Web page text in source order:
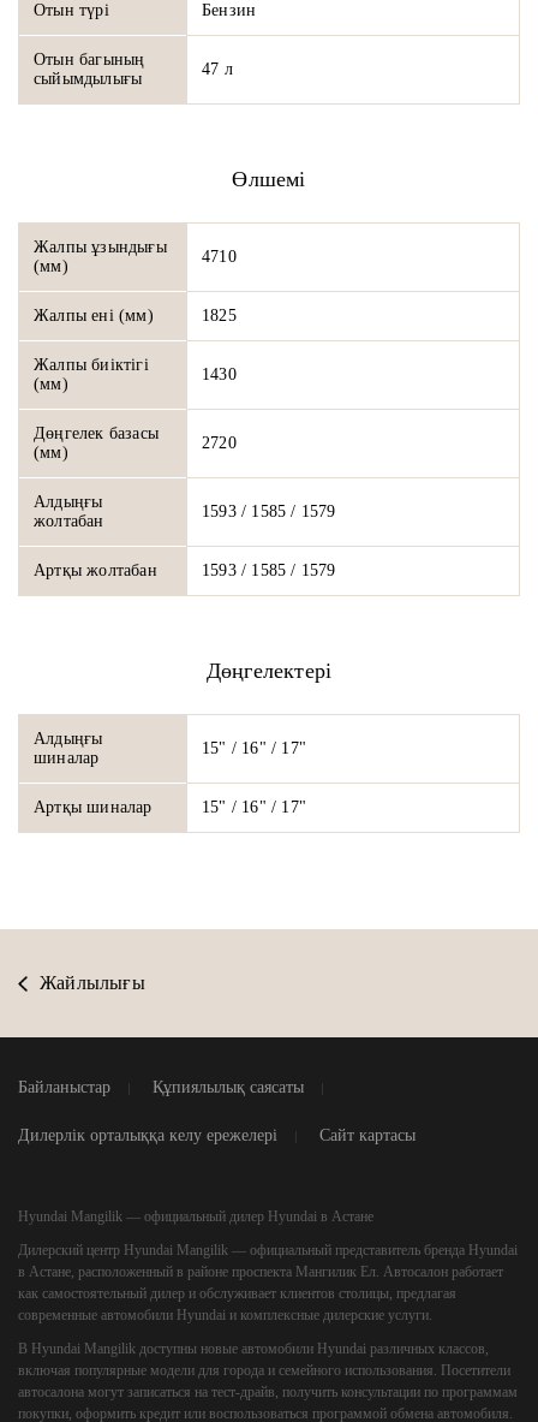
Отын түрі Бензин
Отын багының
сыйымдылығы
47 л
Өлшемі
Жалпы ұзындығы
(мм)
4710
Жалпы ені (мм) 1825
Жалпы биіктігі
(мм)
1430
Дөңгелек базасы
(мм)
2720
Алдыңғы
жолтабан
1593 / 1585 / 1579
Артқы жолтабан 1593 / 1585 / 1579
Дөңгелектері
Алдыңғы
шиналар
15" / 16" / 17"
Артқы шиналар 15" / 16" / 17"
Жайлылығы
Байланыстар Құпиялылық саясаты
Дилерлік орталыққа келу ережелері Сайт картасы
Hyundai Mangilik — официальный дилер Hyundai в Астане
Дилерский центр Hyundai Mangilik — официальный представитель бренда Hyundai
в Астане, расположенный в районе проспекта Мангилик Ел. Автосалон работает
как самостоятельный дилер и обслуживает клиентов столицы, предлагая
современные автомобили Hyundai и комплексные дилерские услуги.
В Hyundai Mangilik доступны новые автомобили Hyundai различных классов,
включая популярные модели для города и семейного использования. Посетители
автосалона могут записаться на тест-драйв, получить консультации по программам
покупки, оформить кредит или воспользоваться программой обмена автомобиля.